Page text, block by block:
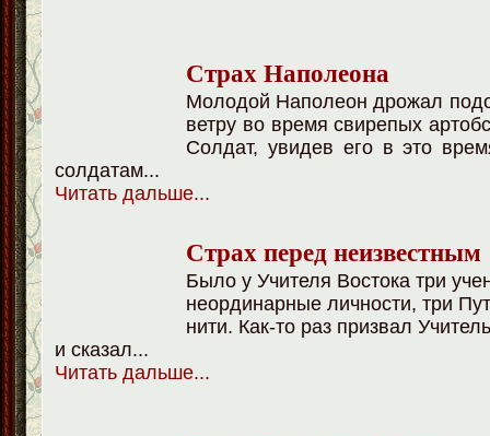
Страх Наполеона
Молодой Наполеон дрожал
ветру во время свирепых
Солдат, увидев его в это
солдатам...
Читать дальше...
Страх перед неизвестным
Было у Учителя Востока три
неординарные личности, три
нити. Как-то раз призвал
и сказал...
Читать дальше...